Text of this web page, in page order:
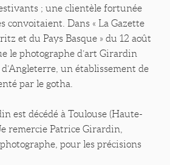
; une clientèle fortunée
convoitaient. Dans « La Gazette
et du Pays Basque » du 12 août
le photographe d’art Girardin
d’Angleterre, un établissement de
par le gotha.
est décédé à Toulouse (Haute-
remercie Patrice Girardin,
pour les précisions